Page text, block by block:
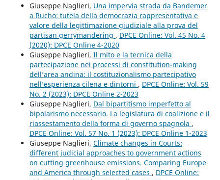
Giuseppe Naglieri, Una impervia strada da Bandemer
a Rucho: tutela della democrazia rappresentativa e
valore della legittimazione giudiziale alla prova del
partisan gerrymandering , DPCE Online: Vol. 45 No. 4
(2020): DPCE Online 4-2020
Giuseppe Naglieri, Il mito e la tecnica della
partecipazione nei processi di constitution-making
dell’area andina: il costituzionalismo partecipativo
nell’esperienza cilena e dintorni , DPCE Online: Vol. 59
No. 2 (2023): DPCE Online 2-2023
Giuseppe Naglieri, Dal bipartitismo imperfetto al
bipolarismo necessario. La legislatura di coalizione e il
riassestamento della forma di governo spagnola ,
DPCE Online: Vol. 57 No. 1 (2023): DPCE Online 1-2023
Giuseppe Naglieri, Climate changes in Courts:
different judicial approaches to government actions
on cutting greenhouse emissions. Comparing Europe
and America through selected cases , DPCE Online: